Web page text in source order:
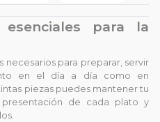
esenciales para la
para preparar, servir
en el día a día como en
piezas puedes mantener tu
de cada plato y